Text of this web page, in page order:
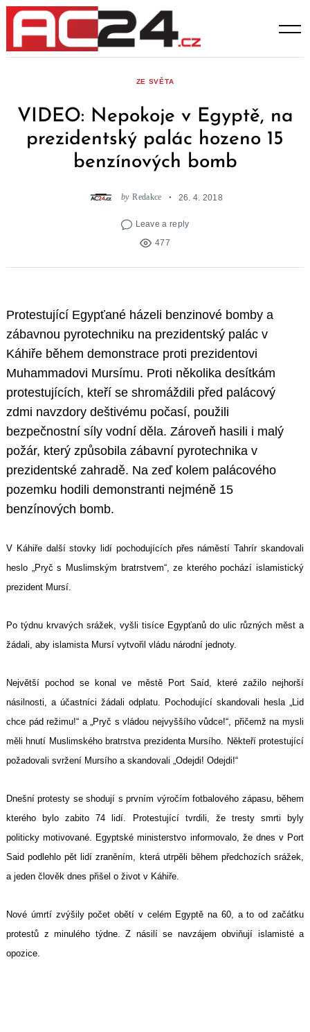
Skip
content
ZE SVĚTA
VIDEO: Nepokoje v Egyptě, na
prezidentský palác hozeno 15
benzínových bomb
by Redakce 26. 4. 2018
Leave a reply
477
Protestující Egypťané házeli benzinové bomby a
zábavnou pyrotechniku na prezidentský palác v
Káhiře během demonstrace proti prezidentovi
Muhammadovi Mursímu. Proti několika desítkám
protestujících, kteří se shromáždili před palácový
zdmi navzdory deštivému počasí, použili
bezpečnostní síly vodní děla. Zároveň hasili i malý
požár, který způsobila zábavní pyrotechnika v
prezidentské zahradě. Na zeď kolem palácového
pozemku hodili demonstranti nejméně 15
benzínových bomb.
V Káhiře další stovky lidí pochodujících přes náměstí Tahrír skandovali
heslo „Pryč s Muslimským bratrstvem“, ze kterého pochází islamistický
prezident Mursí.
Po týdnu krvavých srážek, vyšli tisíce Egypťanů do ulic různých měst a
žádali, aby islamista Mursí vytvořil vládu národní jednoty.
Největší pochod se konal ve městě Port Saíd, které zažilo nejhorší
násilnosti, a účastníci žádali odplatu. Pochodující skandovali hesla „Lid
chce pád režimu!“ a „Pryč s vládou nejvyššího vůdce!“, přičemž na mysli
měli hnutí Muslimského bratrstva prezidenta Mursího. Někteří protestující
požadovali svržení Mursího a skandovali „Odejdi! Odejdi!“
Dnešní protesty se shodují s prvním výročím fotbalového zápasu, během
kterého bylo zabito 74 lidí. Protestující tvrdili, že tresty smrti byly
politicky motivované. Egyptské ministerstvo informovalo, že dnes v Port
Said podlehlo pět lidí zraněním, která utrpěli během předchozích srážek,
a jeden člověk dnes přišel o život v Káhiře.
Nové úmrtí zvýšily počet obětí v celém Egyptě na 60, a to od začátku
protestů z minulého týdne. Z násilí se navzájem obviňují islamisté a
opozice.